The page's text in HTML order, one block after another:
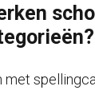
met